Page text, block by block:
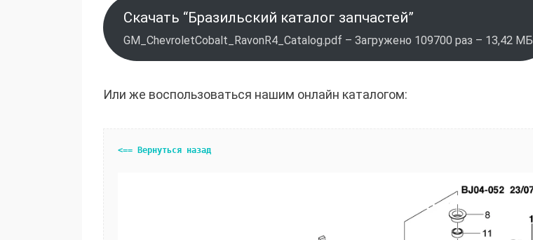
Скачать “Бразильский каталог запчастей”
GM_ChevroletCobalt_RavonR4_Catalog.pdf – Загружено 109700 раз – 13,42 МБ
Или же воспользоваться нашим онлайн каталогом:
<== Вернуться назад